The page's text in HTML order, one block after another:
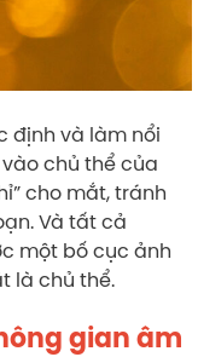
định và làm nổi
chủ thể của
cho mắt, tránh
Và tất cả
một bố cục ảnh
là chủ thể.
gian âm